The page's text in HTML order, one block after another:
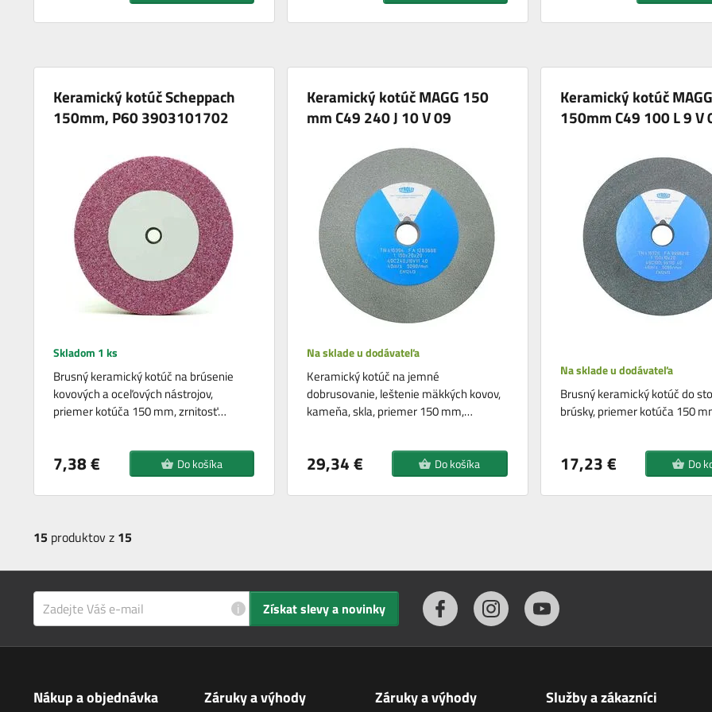
Keramický kotúč Scheppach
150mm, P60 3903101702
Skladom 1 ks
Brusný keramický kotúč na brúsenie
kovových a oceľových nástrojov,
priemer kotúča 150 mm, zrnitosť…
7,38 € Do košíka
Keramický kotúč MAGG 150
mm C49 240 J 10 V 09
Na sklade u dodávateľa
Keramický kotúč na jemné
dobrusovanie, leštenie mäkkých kovov,
kameňa, skla, priemer 150 mm,…
29,34 € Do košíka
Keramický kotúč MAGG
150mm C49 100 L 9 V
Na sklade u dodávateľa
Brusný keramický kotúč do
brúsky, priemer kotúča 150
17,23 € Do
15 produktov z 15
i Získat slevy a novinky
Nákup a objednávka Záruky a výhody Záruky a výhody Služby a zákazníci